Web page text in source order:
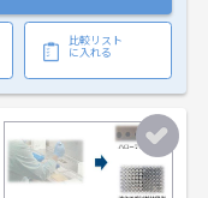
比較リスト
に入れる